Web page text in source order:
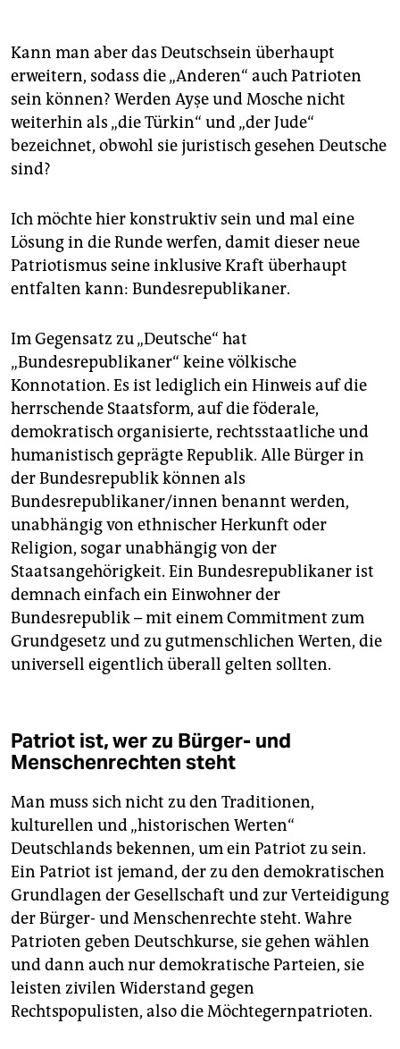
Kann man aber das Deutschsein überhaupt
erweitern, sodass die „Anderen“ auch Patrioten
sein können? Werden Ayşe und Mosche nicht
weiterhin als „die Türkin“ und „der Jude“
bezeichnet, obwohl sie juristisch gesehen Deutsche
sind?
Ich möchte hier konstruktiv sein und mal eine
Lösung in die Runde werfen, damit dieser neue
Patriotismus seine inklusive Kraft überhaupt
entfalten kann: Bundesrepublikaner.
Im Gegensatz zu „Deutsche“ hat
„Bundesrepublikaner“ keine völkische
Konnotation. Es ist lediglich ein Hinweis auf die
herrschende Staatsform, auf die föderale,
demokratisch organisierte, rechtsstaatliche und
humanistisch geprägte Republik. Alle Bürger in
der Bundesrepublik können als
Bundesrepublikaner/innen benannt werden,
unabhängig von ethnischer Herkunft oder
Religion, sogar unabhängig von der
Staatsangehörigkeit. Ein Bundesrepublikaner ist
demnach einfach ein Einwohner der
Bundesrepublik – mit einem Commitment zum
Grundgesetz und zu gutmenschlichen Werten, die
universell eigentlich überall gelten sollten.
Patriot ist, wer zu Bürger- und
Menschenrechten steht
Man muss sich nicht zu den Traditionen,
kulturellen und „historischen Werten“
Deutschlands bekennen, um ein Patriot zu sein.
Ein Patriot ist jemand, der zu den demokratischen
Grundlagen der Gesellschaft und zur Verteidigung
der Bürger- und Menschenrechte steht. Wahre
Patrioten geben Deutschkurse, sie gehen wählen
und dann auch nur demokratische Parteien, sie
leisten zivilen Widerstand gegen
Rechtspopulisten, also die Möchtegernpatrioten.